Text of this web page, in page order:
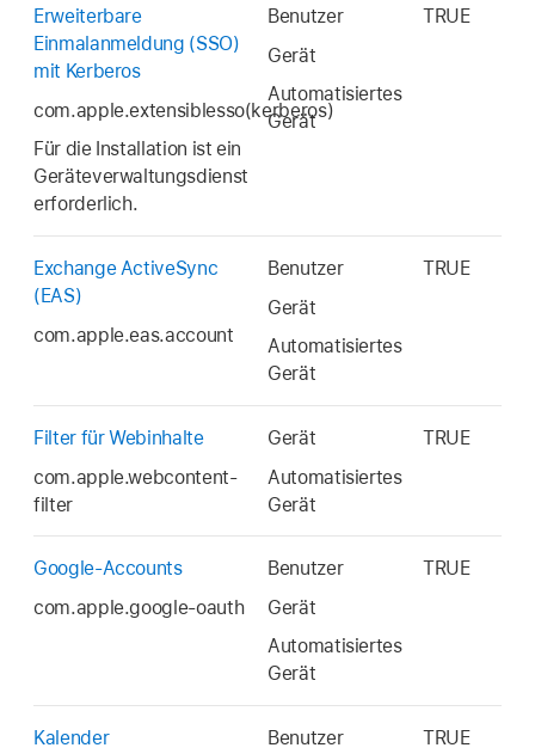
Erweiterbare
Einmalanmeldung (SSO)
mit Kerberos
com.apple.extensiblesso(kerberos)
Für die Installation ist ein
Geräteverwaltungsdienst
erforderlich.
Benutzer
Gerät
Automatisiertes
Gerät
TRUE
Exchange ActiveSync
(EAS)
com.apple.eas.account
Benutzer
Gerät
Automatisiertes
Gerät
TRUE
Filter für Webinhalte
com.apple.webcontent-
filter
Gerät
Automatisiertes
Gerät
TRUE
Google-Accounts
com.apple.google-oauth
Benutzer
Gerät
Automatisiertes
Gerät
TRUE
Kalender
Benutzer
TRUE